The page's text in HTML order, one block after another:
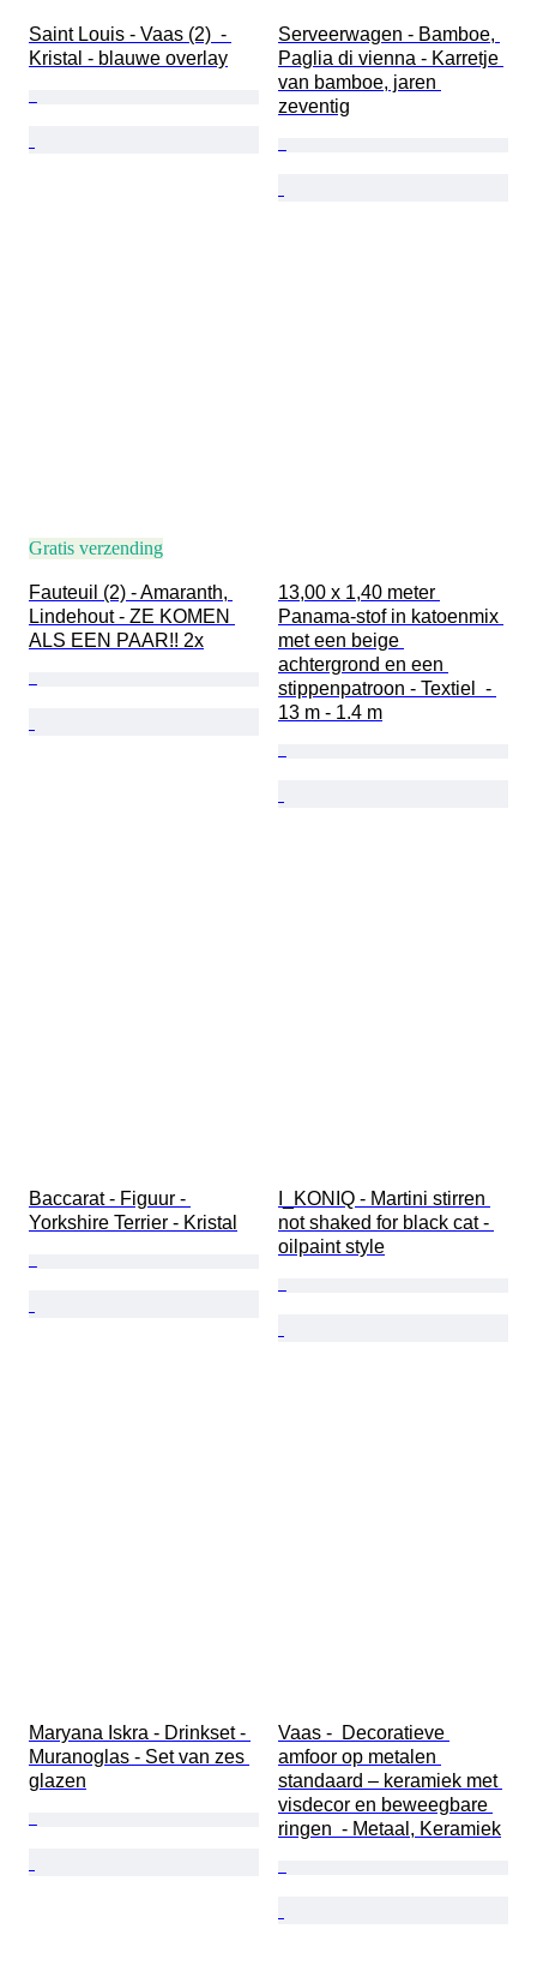
Saint Louis - Vaas (2)  -
Kristal - blauwe overlay
Serveerwagen - Bamboe,
Paglia di vienna - Karretje
van bamboe, jaren
zeventig
Gratis verzending
Fauteuil (2) - Amaranth,
Lindehout - ZE KOMEN
ALS EEN PAAR!! 2x
13,00 x 1,40 meter
Panama-stof in katoenmix
met een beige
achtergrond en een
stippenpatroon - Textiel  -
13 m - 1.4 m
Baccarat - Figuur -
Yorkshire Terrier - Kristal
I_KONIQ - Martini stirren
not shaked for black cat -
oilpaint style
Maryana Iskra - Drinkset -
Muranoglas - Set van zes
glazen
Vaas -  Decoratieve
amfoor op metalen
standaard – keramiek met
visdecor en beweegbare
ringen  - Metaal, Keramiek